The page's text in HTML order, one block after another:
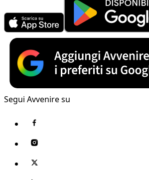
Segui Avvenire su